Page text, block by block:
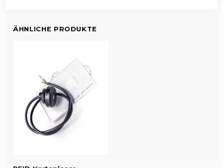
ÄHNLICHE PRODUKTE